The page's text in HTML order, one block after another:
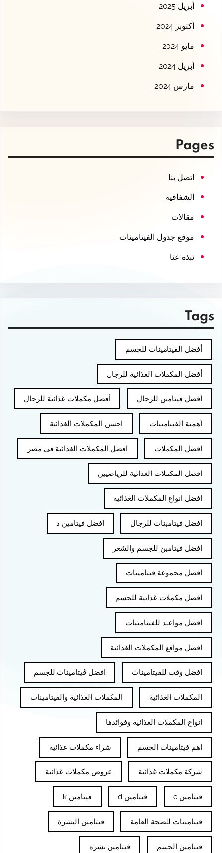
أبريل 2025
أكتوبر 2024
مايو 2024
أبريل 2024
مارس 2024
Pages
اتصل بنا
الشفافية
مقالات
موقع جدول الفيتامينات
نبذه عنا
Tags
أفضل الفيتامينات للجسم
أفضل المكملات الغذائية للرجال
أفضل فيتامين للرجال أفضل مكملات غذائية للرجال
أهمية الفيتامينات احسن المكملات الغذائية
افضل المكملات افضل المكملات الغذائية في مصر
افضل المكملات الغذائية للرياضيين
افضل انواع المكملات الغذائيه
افضل فيتامينات للرجال افضل فيتامين د
افضل فيتامين للجسم والشعر
افضل مجموعة فيتامينات
افضل مكملات غذائية للجسم
افضل مواعيد للفيتامينات
افضل مواقع المكملات الغذائية
افضل وقت للفيتامينات افضل ڤيتامينات للجسم
المكملات الغذائية المكملات الغذائية والفيتامينات
انواع المكملات الغذائية وفوائدها
اهم فيتامينات الجسم شراء مكملات غذائية
شركة مكملات غذائية عروض مكملات غذائية
فيتامين c فيتامين d فيتامين k
فيتامينات للصحة العامة فيتامين البشرة
فيتامين الجسم فيتامين بشره